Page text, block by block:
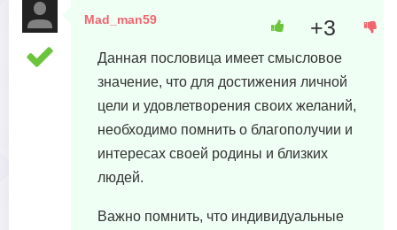
Mad_man59
Данная пословица имеет смысловое
значение, что для достижения личной
цели и удовлетворения своих желаний,
необходимо помнить о благополучии и
интересах своей родины и близких
людей.
Важно помнить, что индивидуальные
+3